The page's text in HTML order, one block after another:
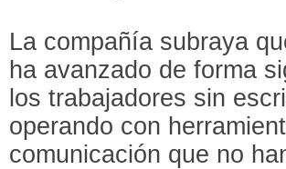
La compañía subraya
ha avanzado de forma
los trabajadores sin
operando con
comunicación que no